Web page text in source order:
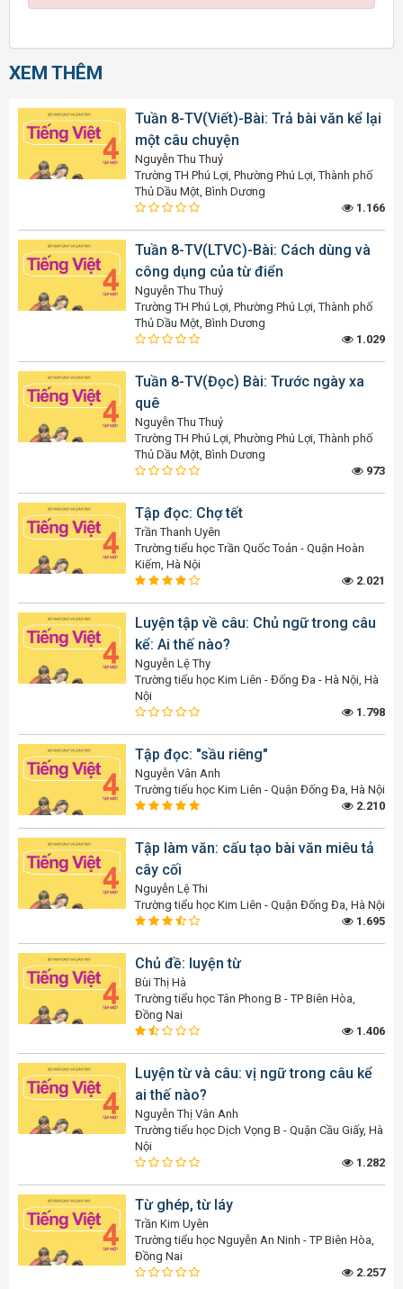
XEM THÊM
Tuần 8-TV(Viết)-Bài: Trả bài văn kể lại
một câu chuyện
Nguyễn Thu Thuỷ
Trường TH Phú Lợi, Phường Phú Lợi, Thành phố
Thủ Dầu Một, Bình Dương
1.166
Tuần 8-TV(LTVC)-Bài: Cách dùng và
công dụng của từ điển
Nguyễn Thu Thuỷ
Trường TH Phú Lợi, Phường Phú Lợi, Thành phố
Thủ Dầu Một, Bình Dương
1.029
Tuần 8-TV(Đọc) Bài: Trước ngày xa
quê
Nguyễn Thu Thuỷ
Trường TH Phú Lợi, Phường Phú Lợi, Thành phố
Thủ Dầu Một, Bình Dương
973
Tập đọc: Chợ tết
Trần Thanh Uyên
Trường tiểu học Trần Quốc Toản - Quận Hoàn
Kiếm, Hà Nội
2.021
Luyện tập về câu: Chủ ngữ trong câu
kể: Ai thế nào?
Nguyễn Lệ Thy
Trường tiểu học Kim Liên - Đống Đa - Hà Nội, Hà
Nội
1.798
Tập đọc: "sầu riêng"
Nguyễn Vân Anh
Trường tiểu học Kim Liên - Quận Đống Đa, Hà Nội
2.210
Tập làm văn: cấu tạo bài văn miêu tả
cây cối
Nguyễn Lệ Thi
Trường tiểu học Kim Liên - Quận Đống Đa, Hà Nội
1.695
Chủ đề: luyện từ
Bùi Thị Hà
Trường tiểu học Tân Phong B - TP Biên Hòa,
Đồng Nai
1.406
Luyện từ và câu: vị ngữ trong câu kể
ai thế nào?
Nguyễn Thị Vân Anh
Trường tiểu học Dịch Vọng B - Quận Cầu Giấy, Hà
Nội
1.282
Từ ghép, từ láy
Trần Kim Uyên
Trường tiểu học Nguyễn An Ninh - TP Biên Hòa,
Đồng Nai
2.257